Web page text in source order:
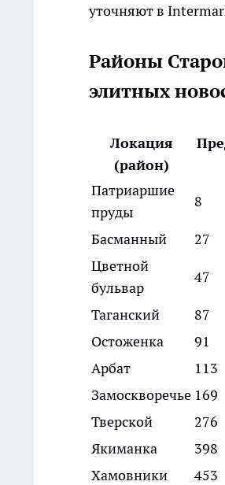
уточняют в
Районы
элитных
Локация
(район)
Патриаршие
пруды
8
Басманный 27
Цветной
бульвар
47
Таганский 87
Остоженка
91
Арбат
113
Замоскворечье 169
Тверской
276
Якиманка
398
Хамовники
453